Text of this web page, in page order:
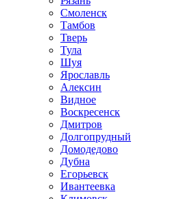
Смоленск
Тамбов
Тверь
Тула
Шуя
Ярославль
Алексин
Видное
Воскресенск
Дмитров
Долгопрудный
Домодедово
Дубна
Егорьевск
Ивантеевка